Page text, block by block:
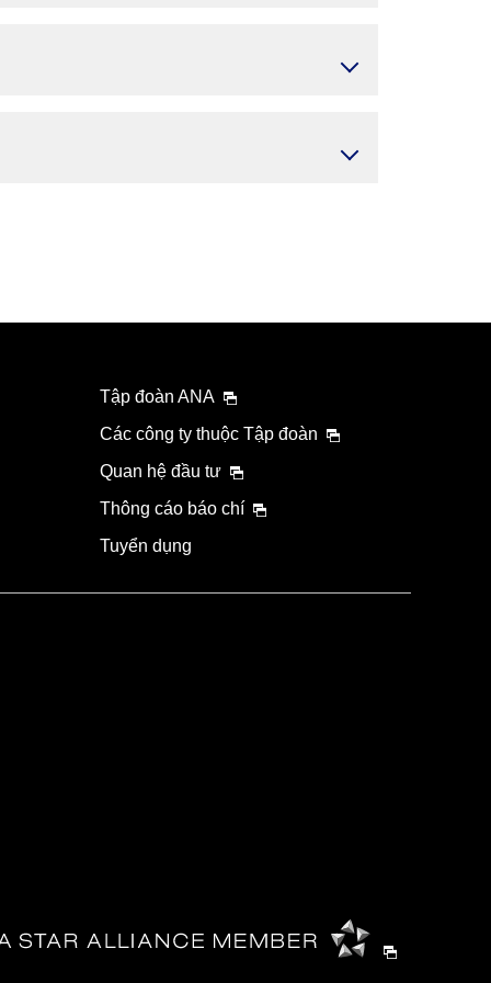
Tập đoàn ANA
Các công ty thuộc Tập đoàn
Quan hệ đầu tư
Thông cáo báo chí
Tuyển dụng